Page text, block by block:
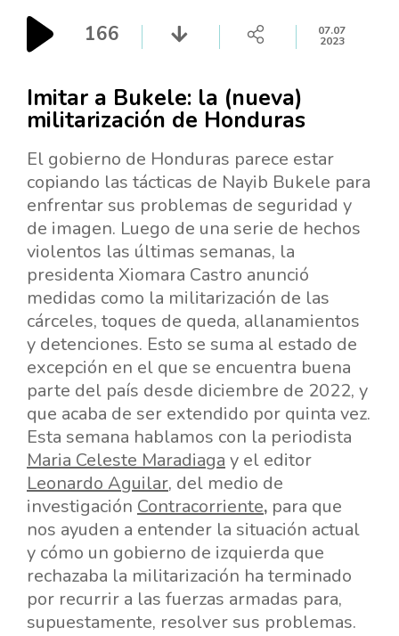
Imitar a Bukele: la (nueva)
militarización de Honduras
El gobierno de Honduras parece estar
copiando las tácticas de Nayib Bukele para
enfrentar sus problemas de seguridad y
de imagen. Luego de una serie de hechos
violentos las últimas semanas, la
presidenta Xiomara Castro anunció
medidas como la militarización de las
cárceles, toques de queda, allanamientos
y detenciones. Esto se suma al estado de
excepción en el que se encuentra buena
parte del país desde diciembre de 2022, y
que acaba de ser extendido por quinta vez.
Esta semana hablamos con la periodista
Maria Celeste Maradiaga y el editor
Leonardo Aguilar, del medio de
investigación Contracorriente, para que
nos ayuden a entender la situación actual
y cómo un gobierno de izquierda que
rechazaba la militarización ha terminado
por recurrir a las fuerzas armadas para,
supuestamente, resolver sus problemas.
166 07.07
2023